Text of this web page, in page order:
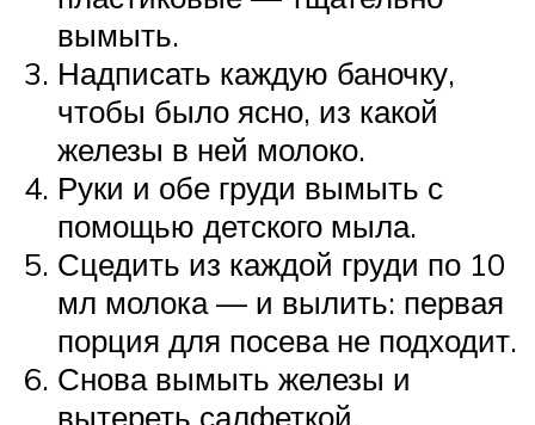
вымыть.
Надписать каждую баночку,
чтобы было ясно, из какой
железы в ней молоко.
Руки и обе груди вымыть с
помощью детского мыла.
Сцедить из каждой груди по 10
мл молока — и вылить: первая
порция для посева не подходит.
Снова вымыть железы и
вытереть салфеткой.